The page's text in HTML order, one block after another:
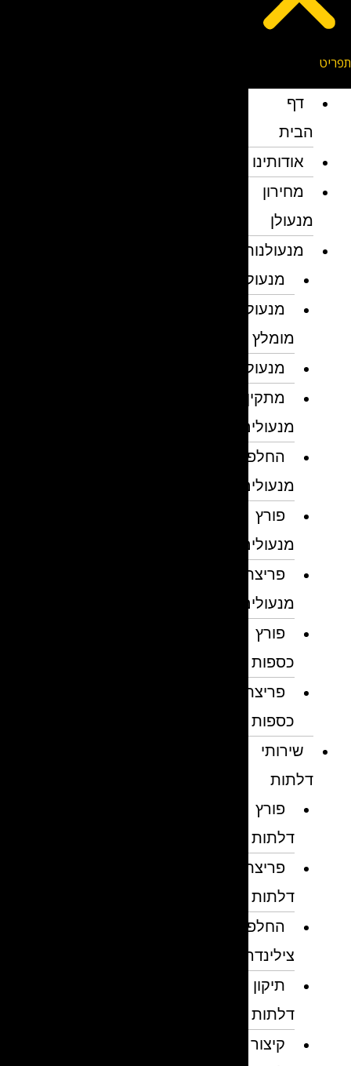
דף
הבית
אודותינו
מחירון
מנעולן
מנעולנות
מנעולן
מנעולן
מומלץ
מנעולנים
מתקין
מנעולים
החלפת
מנעולים
פורץ
מנעולים
פריצת
מנעולים
פורץ
כספות
פריצת
כספות
שירותי
דלתות
פורץ
דלתות
פריצת
דלתות
החלפת
צילינדרים
תיקון
דלתות
קיצור